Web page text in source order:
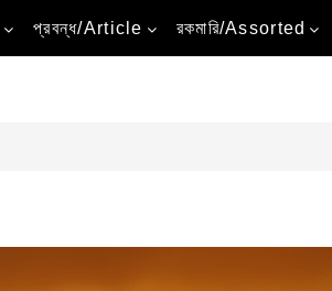
প্রবন্ধ/Article রকমারি/Assorted